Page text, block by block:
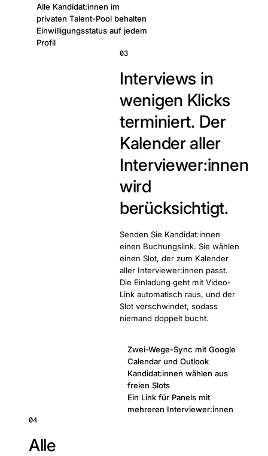
Alle Kandidat:innen im
privaten Talent-Pool behalten
Einwilligungsstatus auf jedem
Profil
03
Interviews in
wenigen Klicks
terminiert. Der
Kalender aller
Interviewer:innen
wird
berücksichtigt.
Senden Sie Kandidat:innen
einen Buchungslink. Sie wählen
einen Slot, der zum Kalender
aller Interviewer:innen passt.
Die Einladung geht mit Video-
Link automatisch raus, und der
Slot verschwindet, sodass
niemand doppelt bucht.
Zwei-Wege-Sync mit Google
Calendar und Outlook
Kandidat:innen wählen aus
freien Slots
Ein Link für Panels mit
mehreren Interviewer:innen
04
Alle